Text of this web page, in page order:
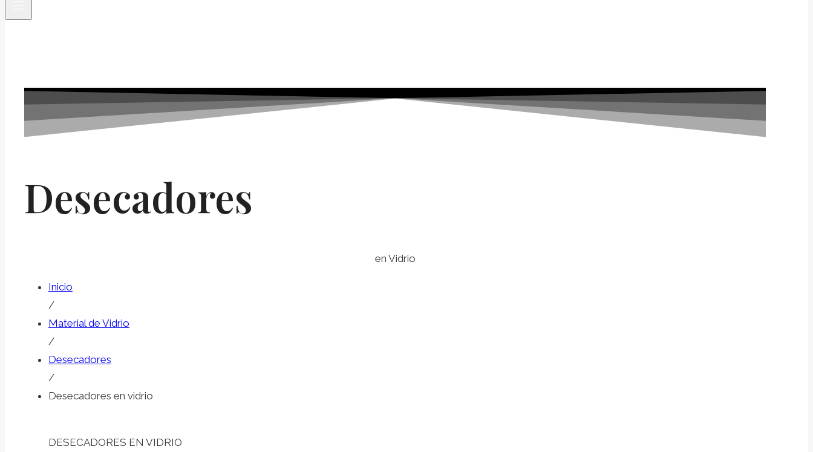
Desecadores
en Vidrio
Inicio
/
Material de Vidrio
/
Desecadores
/
Desecadores en vidrio
DESECADORES EN VIDRIO